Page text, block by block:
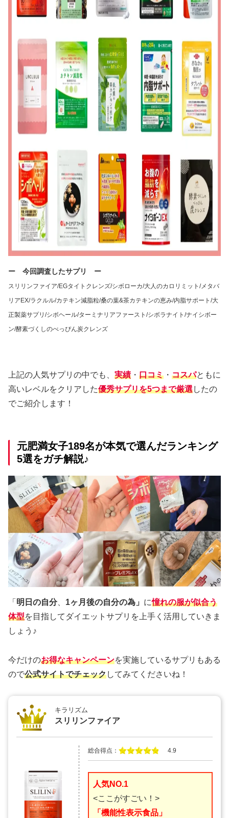
ー 今回調査したサプリ ー
スリリンファイア/EGタイトクレンズ/シボローカ/大人のカロリミット/メタバ
リアEX/ラクルル/カテキン減脂粒/桑の葉&茶カテキンの恵み/内脂サポート/大
正製薬サプリ/シボヘール/ターミナリアファースト/シボラナイト/ナイシボー
ン/酵素づくしのべっぴん炭クレンズ
上記の人気サプリの中でも、 実績 ・ 口コミ ・ コスパともに
高いレベルをクリアした優秀サプリを5つまで厳選したの
でご紹介します！
元肥満女子189名が本気で選んだランキング
5選をガチ解説♪
「 明日の自分、 1ヶ月後の自分の為」 に憧れの服が似合う
体型を目指してダイエットサプリを上手く活用していきま
しょう♪
今だけのお得なキャンペーンを実施しているサプリもある
ので公式サイトでチェックしてみてくださいね！
キラリズム
スリリンファイア
総合得点： 4.9
人気NO.1
<ここがすごい！>
「機能性表示食品」